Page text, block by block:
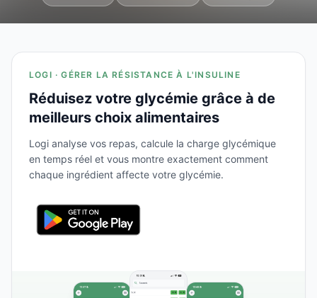
LOGI · GÉRER LA RÉSISTANCE À L'INSULINE
Réduisez votre glycémie grâce à de
meilleurs choix alimentaires
Logi analyse vos repas, calcule la charge glycémique
en temps réel et vous montre exactement comment
chaque ingrédient affecte votre glycémie.